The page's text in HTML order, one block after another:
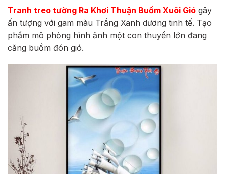
Tranh treo tường Ra Khơi Thuận Buồm Xuôi Gió gây
ấn tượng với gam màu Trắng Xanh dương tinh tế. Tạo
phẩm mô phỏng hình ảnh một con thuyền lớn đang
căng buồm đón gió.